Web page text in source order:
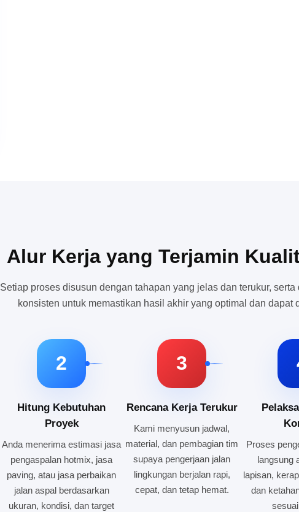
Alur Kerja yang Terjamin
Setiap proses disusun dengan tahapan yang jelas dan terukur, serta
konsisten untuk memastikan hasil akhir yang optimal dan dapat
2
Hitung Kebutuhan
Proyek
Anda menerima estimasi jasa
pengaspalan hotmix, jasa
paving, atau jasa perbaikan
jalan aspal berdasarkan
ukuran, kondisi, dan target
3
Rencana Kerja Terukur
Kami menyusun jadwal,
material, dan pembagian tim
supaya pengerjaan jalan
lingkungan berjalan rapi,
cepat, dan tetap hemat.
Proses
langsung
lapisan,
dan